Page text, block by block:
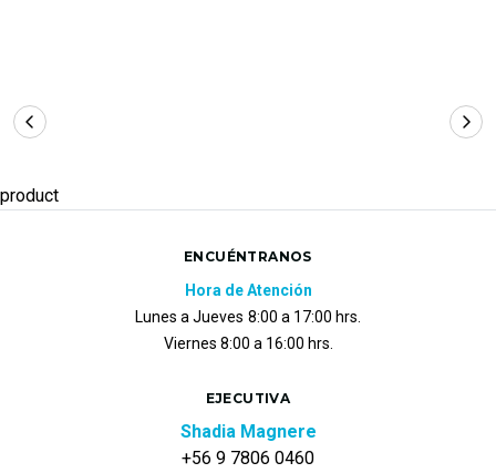
product
ENCUÉNTRANOS
Hora de Atención
Lunes a Jueves 8:00 a 17:00 hrs.
Viernes 8:00 a 16:00 hrs.
EJECUTIVA
Shadia Magnere
+56 9 7806 0460